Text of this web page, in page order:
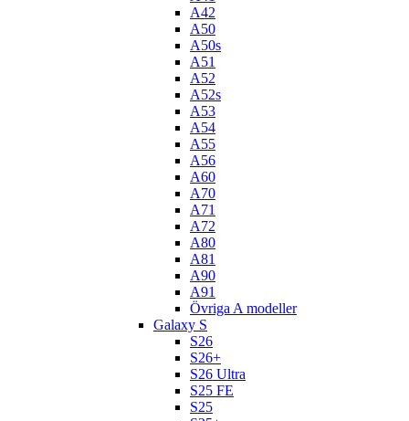
A42
A50
A50s
A51
A52
A52s
A53
A54
A55
A56
A60
A70
A71
A72
A80
A81
A90
A91
Övriga A modeller
Galaxy S
S26
S26+
S26 Ultra
S25 FE
S25